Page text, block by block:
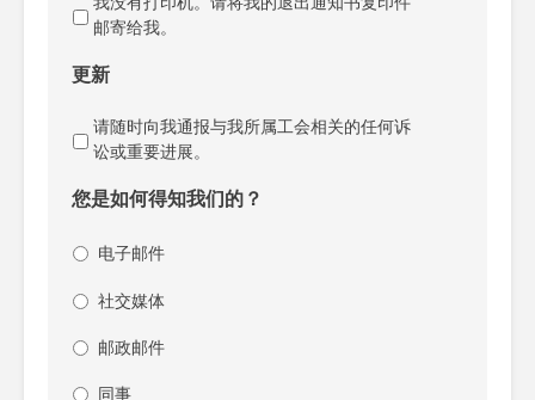
邮寄给我。
更新
请随时向我通报与我所属工会相关的任何诉
讼或重要进展。
您是如何得知我们的？
电子邮件
社交媒体
邮政邮件
同事